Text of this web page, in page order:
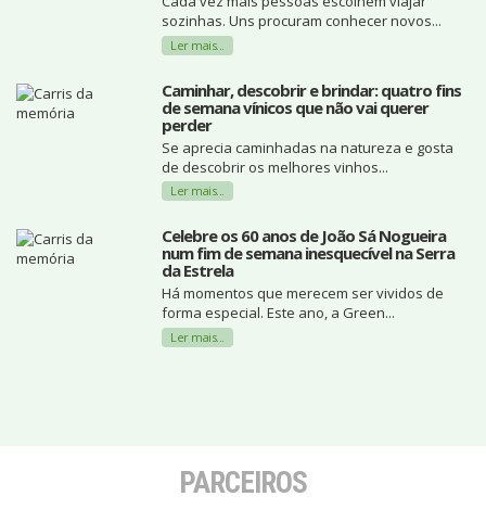
sozinhas. Uns procuram conhecer novos...
Ler mais...
Caminhar, descobrir e brindar: quatro fins
de semana vínicos que não vai querer
perder
Se aprecia caminhadas na natureza e gosta
de descobrir os melhores vinhos...
Ler mais...
Celebre os 60 anos de João Sá Nogueira
num fim de semana inesquecível na Serra
da Estrela
Há momentos que merecem ser vividos de
forma especial. Este ano, a Green...
Ler mais...
PARCEIROS